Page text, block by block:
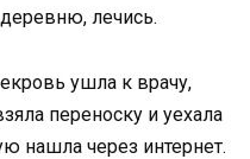
лечись.
ушла к врачу,
переноску и уехала
нашла через интернет.